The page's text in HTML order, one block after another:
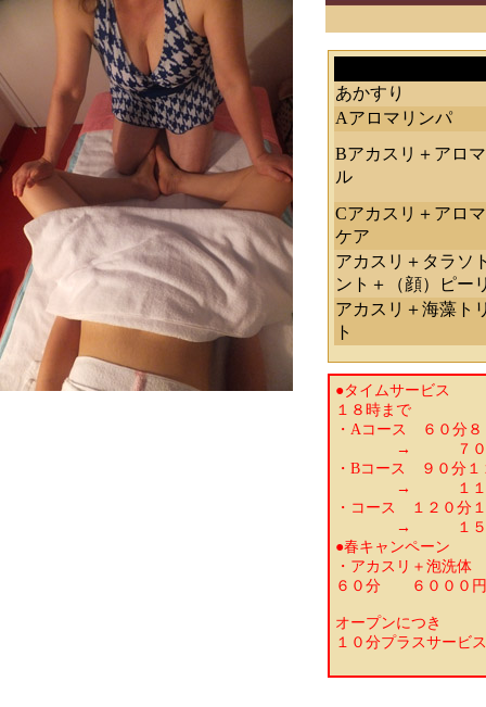
あかすり
Aアロマリンパ
Bアカスリ＋アロ
ル
Cアカスリ＋アロ
ケア
アカスリ＋タラソ
ント＋（顔）ピー
アカスリ＋海藻ト
ト
●タイムサービス
１８時まで
・Aコース ６０分８
→ ７００
・Bコース ９０分１
→ １１００
・コース １２０分
→ １５００
●春キャンペーン
・アカスリ＋泡洗体
６０分 ６０００
オープンにつき
１０分プラスサービ